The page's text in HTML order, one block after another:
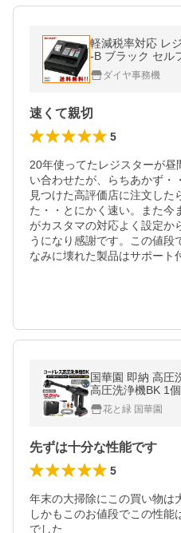
軽減税率対応 レ
-B ブラック セル
ス対応 軽減税率対
ダイヤ事務機
速くて親切
5
20年使ってたレジスターが昼
い合わせたが、らちあかず・
見つけた高評価店に注文した
た・・とにかく速い。また今
がカスタマの対応よく設定か
うになり感謝です。この値段
なみに壊れた製品はサポート
国華園 即納 高圧
高圧洗浄機BK 1
給水 6in1ノズル
車 掃除 ベランダ
花と緑 国華園
先ずは十分な性能です
5
年末の大掃除にこの買い物は
しかもこのお値段でこの性能
でした